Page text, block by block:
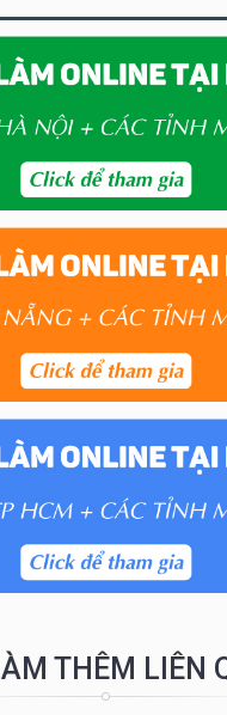
THÊM LIÊN